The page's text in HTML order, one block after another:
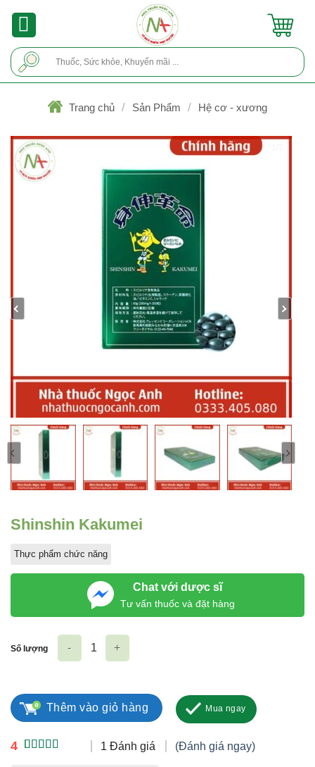
Trang chủ / Sản Phẩm / Hệ cơ - xương
Shinshin Kakumei
Thực phẩm chức năng
Chat với dược sĩ
Tư vấn thuốc và đặt hàng
4 1 Đánh giá (Đánh giá ngay)
Số lượng
Thêm vào giỏ hàng Mua ngay